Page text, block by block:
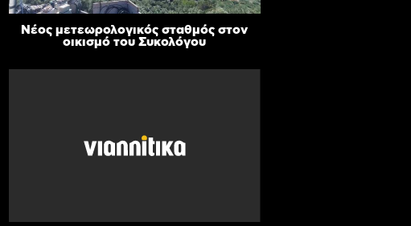
Νέος μετεωρολογικός σταθμός στον
οικισμό του Συκολόγου